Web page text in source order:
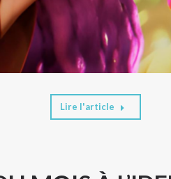
Lire l'article